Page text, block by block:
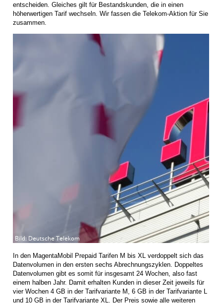
entscheiden. Gleiches gilt für Bestandskunden, die in einen
höherwertigen Tarif wechseln. Wir fassen die Telekom-Aktion für Sie
zusammen.
In den MagentaMobil Prepaid Tarifen M bis XL verdoppelt sich das
Datenvolumen in den ersten sechs Abrechnungszyklen. Doppeltes
Datenvolumen gibt es somit für insgesamt 24 Wochen, also fast
einem halben Jahr. Damit erhalten Kunden in dieser Zeit jeweils für
vier Wochen 4 GB in der Tarifvariante M, 6 GB in der Tarifvariante L
und 10 GB in der Tarifvariante XL. Der Preis sowie alle weiteren